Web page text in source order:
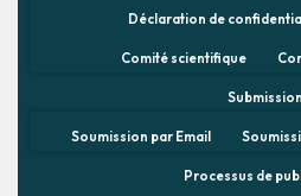
Déclaration de
Comité scientifique
Submission
Soumission par Email
Processus de